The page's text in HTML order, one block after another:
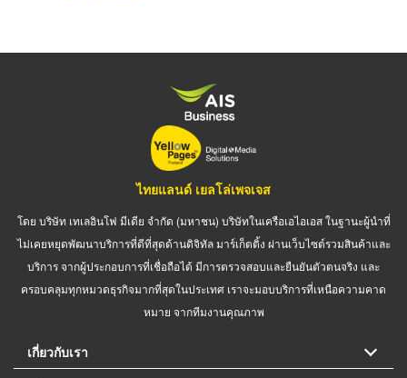
ไทยแลนด์ เยลโล่เพจเจส
โดย บริษัท เทเลอินโฟ มีเดีย จำกัด (มหาชน) บริษัทในเครือเอไอเอส ในฐานะผู้นำที่
ไม่เคยหยุดพัฒนาบริการที่ดีที่สุดด้านดิจิทัล มาร์เก็ตติ้ง ผ่านเว็บไซต์รวมสินค้าและ
บริการ จากผู้ประกอบการที่เชื่อถือได้ มีการตรวจสอบและยืนยันตัวตนจริง และ
ครอบคลุมทุกหมวดธุรกิจมากที่สุดในประเทศ เราจะมอบบริการที่เหนือความคาด
หมาย จากทีมงานคุณภาพ
เกี่ยวกับเรา